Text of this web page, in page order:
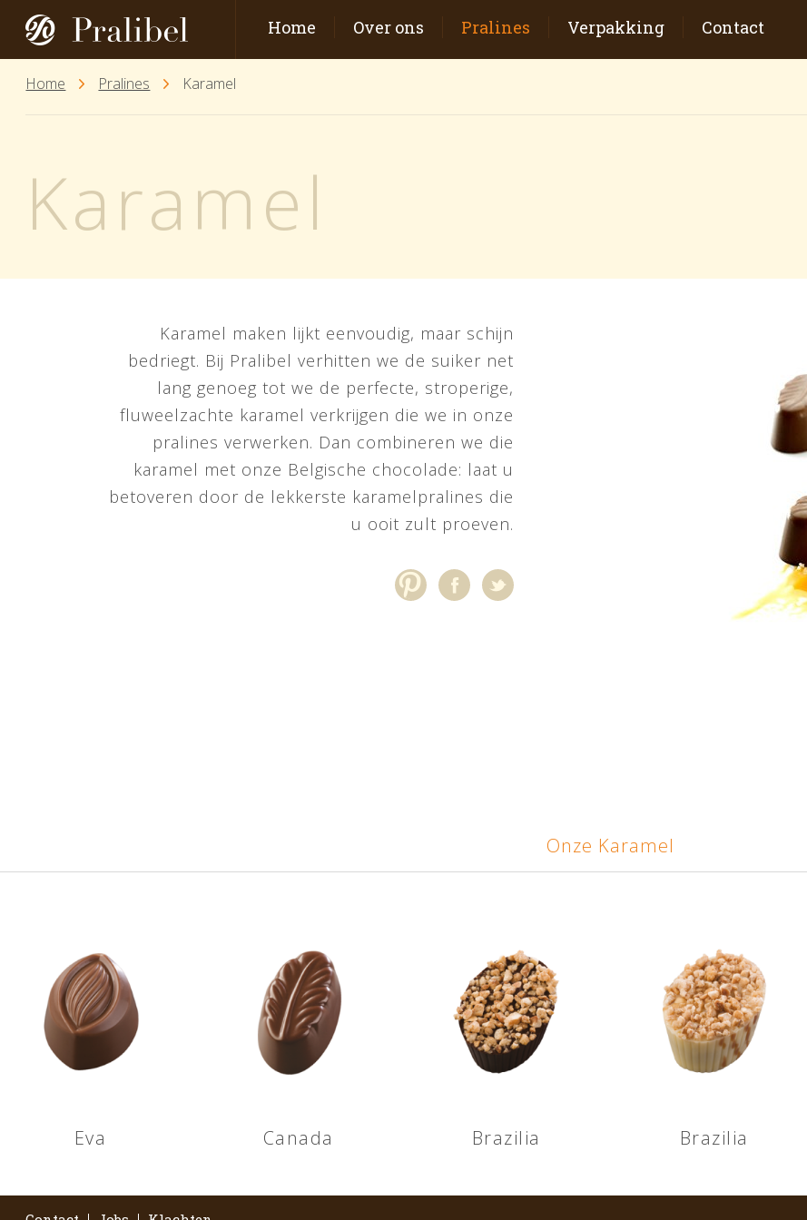
Home Over ons Pralines Verpakking Contact
Home Pralines Karamel
Karamel
Karamel maken lijkt eenvoudig, maar schijn
bedriegt. Bij Pralibel verhitten we de suiker net
lang genoeg tot we de perfecte, stroperige,
fluweelzachte karamel verkrijgen die we in onze
pralines verwerken. Dan combineren we die
karamel met onze Belgische chocolade: laat u
betoveren door de lekkerste karamelpralines die
u ooit zult proeven.
Onze Karamel
Eva Canada Brazilia Brazilia